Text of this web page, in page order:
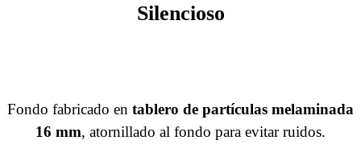
Silencioso
Fondo fabricado en tablero de partículas melaminada
16 mm, atornillado al fondo para evitar ruidos.